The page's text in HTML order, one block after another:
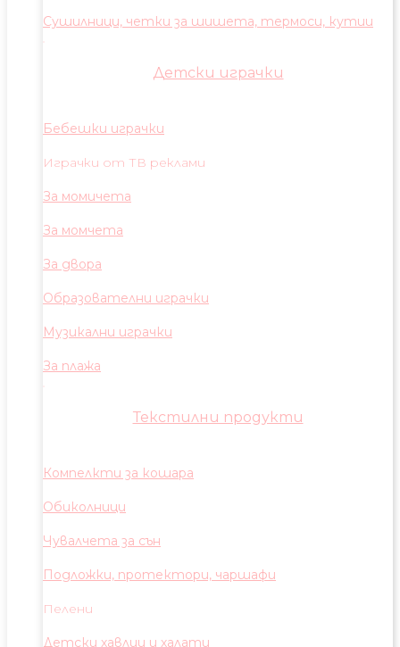
Сушилници, четки за шишета, термоси, кутии
Детски играчки
Бебешки играчки
Играчки от ТВ реклами
За момичета
За момчета
За двора
Образователни играчки
Музикални играчки
За плажа
Текстилни продукти
Компелкти за кошара
Обиколници
Чувалчета за сън
Подложки, протектори, чаршафи
Пелени
Детски хавлии и халати